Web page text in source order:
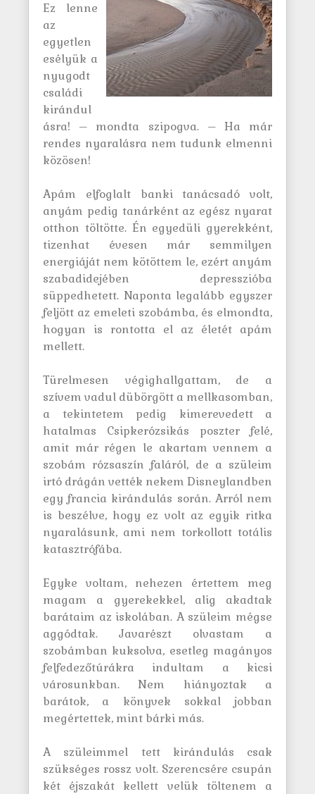
Ez lenne
az
egyetlen
esélyük a
nyugodt
családi
kirándul
ásra! – mondta szipogva. – Ha már
rendes nyaralásra nem tudunk elmenni
közösen!
Apám elfoglalt banki tanácsadó volt,
anyám pedig tanárként az egész nyarat
otthon töltötte. Én egyedüli gyerekként,
tizenhat évesen már semmilyen
energiáját nem kötöttem le, ezért anyám
szabadidejében depresszióba
süppedhetett. Naponta legalább egyszer
feljött az emeleti szobámba, és elmondta,
hogyan is rontotta el az életét apám
mellett.
Türelmesen végighallgattam, de a
szívem vadul dübörgött a mellkasomban,
a tekintetem pedig kimerevedett a
hatalmas Csipkerózsikás poszter felé,
amit már régen le akartam vennem a
szobám rózsaszín faláról, de a szüleim
irtó drágán vették nekem Disneylandben
egy francia kirándulás során. Arról nem
is beszélve, hogy ez volt az egyik ritka
nyaralásunk, ami nem torkollott totális
katasztrófába.
Egyke voltam, nehezen értettem meg
magam a gyerekekkel, alig akadtak
barátaim az iskolában. A szüleim mégse
aggódtak. Javarészt olvastam a
szobámban kuksolva, esetleg magányos
felfedezőtúrákra indultam a kicsi
városunkban. Nem hiányoztak a
barátok, a könyvek sokkal jobban
megértettek, mint bárki más.
A szüleimmel tett kirándulás csak
szükséges rossz volt. Szerencsére csupán
két éjszakát kellett velük töltenem a